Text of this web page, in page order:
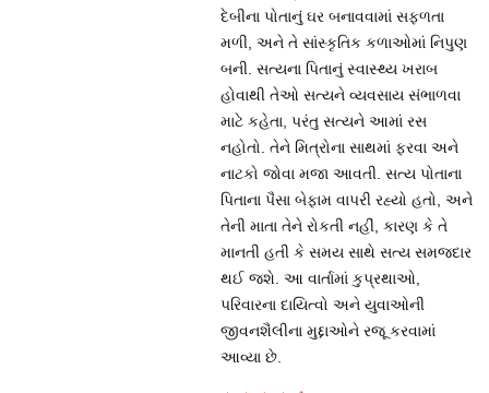
દેબીના પોતાનું ઘર બનાવવામાં સફળતા
મળી, અને તે સાંસ્કૃતિક કળાઓમાં નિપુણ
બની. સત્યના પિતાનું સ્વાસ્થ્ય ખરાબ
હોવાથી તેઓ સત્યને વ્યવસાય સંભાળવા
માટે કહેતા, પરંતુ સત્યને આમાં રસ
નહોતો. તેને મિત્રોના સાથમાં ફરવા અને
નાટકો જોવા મજા આવતી. સત્ય પોતાના
પિતાના પૈસા બેફામ વાપરી રહ્યો હતો, અને
તેની માતા તેને રોકતી નહીં, કારણ કે તે
માનતી હતી કે સમય સાથે સત્ય સમજદાર
થઈ જશે. આ વાર્તામાં કુપ્રથાઓ,
પરિવારના દાયિત્વો અને યુવાઓની
જીવનશૈલીના મુદ્દાઓને રજૂ કરવામાં
આવ્યા છે.